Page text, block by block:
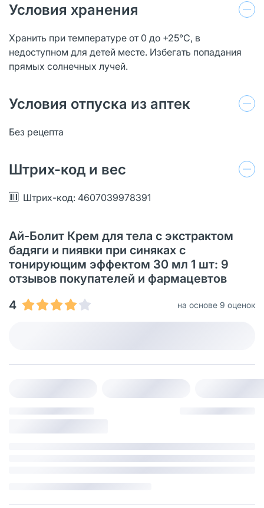
Условия хранения
Хранить при температуре от 0 до +25°С, в
недоступном для детей месте. Избегать попадания
прямых солнечных лучей.
Условия отпуска из аптек
Без рецепта
Штрих-код и вес
Штрих-код: 4607039978391
Ай-Болит Крем для тела с экстрактом
бадяги и пиявки при синяках с
тонирующим эффектом 30 мл 1 шт: 9
отзывов покупателей и фармацевтов
4
на основе 9 оценок